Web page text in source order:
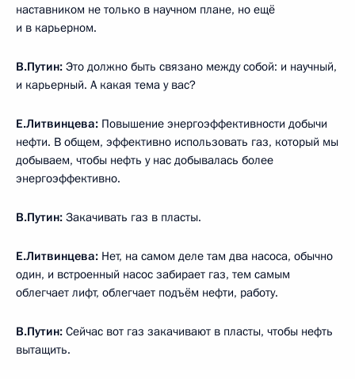
наставником не только в научном плане, но ещё
и в карьерном.
В.Путин: Это должно быть связано между собой: и научный,
и карьерный. А какая тема у вас?
Е.Литвинцева: Повышение энергоэффективности добычи
нефти. В общем, эффективно использовать газ, который мы
добываем, чтобы нефть у нас добывалась более
энергоэффективно.
В.Путин: Закачивать газ в пласты.
Е.Литвинцева: Нет, на самом деле там два насоса, обычно
один, и встроенный насос забирает газ, тем самым
облегчает лифт, облегчает подъём нефти, работу.
В.Путин: Сейчас вот газ закачивают в пласты, чтобы нефть
вытащить.